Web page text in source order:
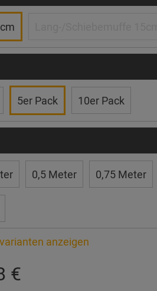
5er Pack 10er Pack
0,5 Meter 0,75 Meter
anzeigen
€